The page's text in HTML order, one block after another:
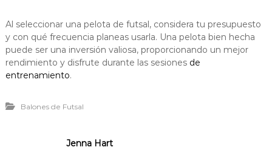
Al seleccionar una pelota de futsal, considera tu presupuesto
y con qué frecuencia planeas usarla. Una pelota bien hecha
puede ser una inversión valiosa, proporcionando un mejor
rendimiento y disfrute durante las sesiones de
entrenamiento.
Balones de Futsal
Jenna Hart